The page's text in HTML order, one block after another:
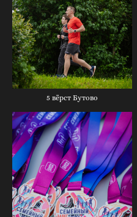
5 вёрст Бутово